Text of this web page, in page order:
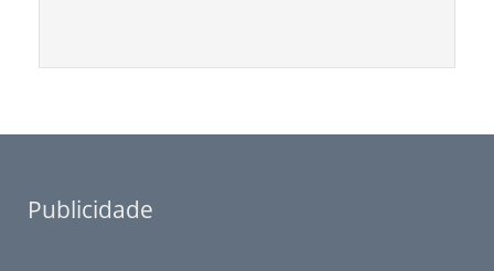
Publicidade